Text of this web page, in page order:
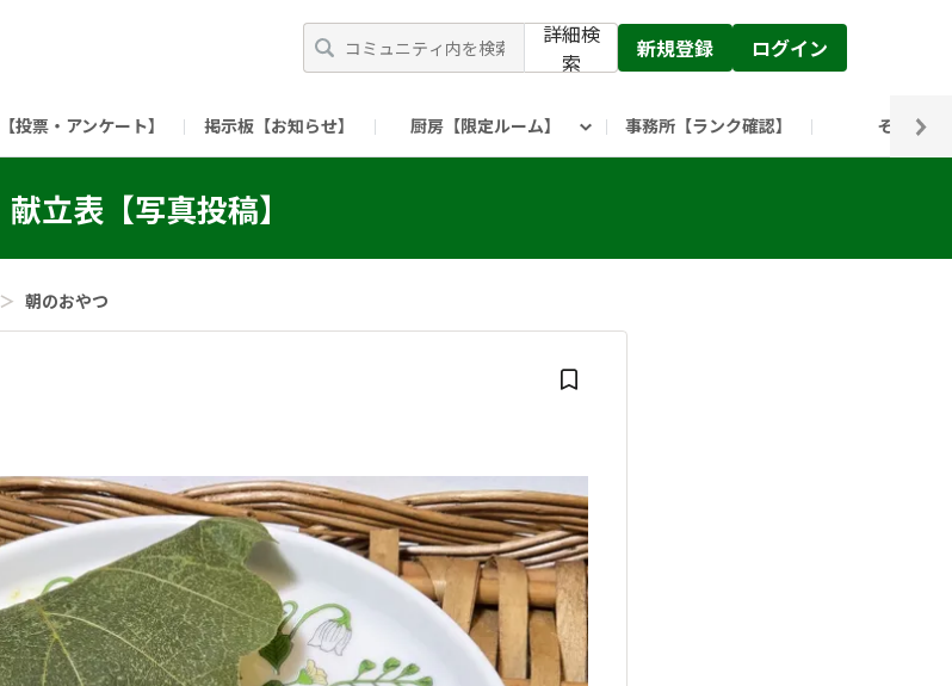
詳細検
索
新規登録 ログイン
投票・アンケート】 掲示板【お知らせ】 厨房【限定ルーム】 事務所【ランク確認】 その他
クルスコーポレーションHP （リンク）ピックルスホールディングスHP
献立表【写真投稿】
＞ 朝のおやつ